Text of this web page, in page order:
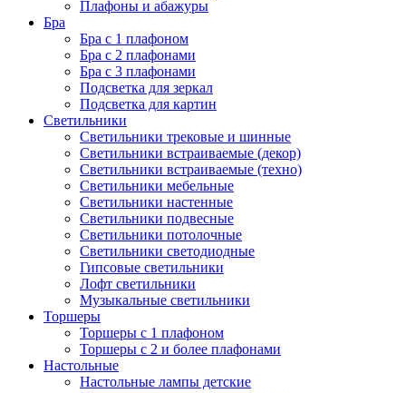
Плафоны и абажуры
Бра
Бра с 1 плафоном
Бра с 2 плафонами
Бра с 3 плафонами
Подсветка для зеркал
Подсветка для картин
Светильники
Светильники трековые и шинные
Светильники встраиваемые (декор)
Светильники встраиваемые (техно)
Светильники мебельные
Светильники настенные
Светильники подвесные
Светильники потолочные
Светильники светодиодные
Гипсовые светильники
Лофт светильники
Музыкальные светильники
Торшеры
Торшеры с 1 плафоном
Торшеры с 2 и более плафонами
Настольные
Настольные лампы детские